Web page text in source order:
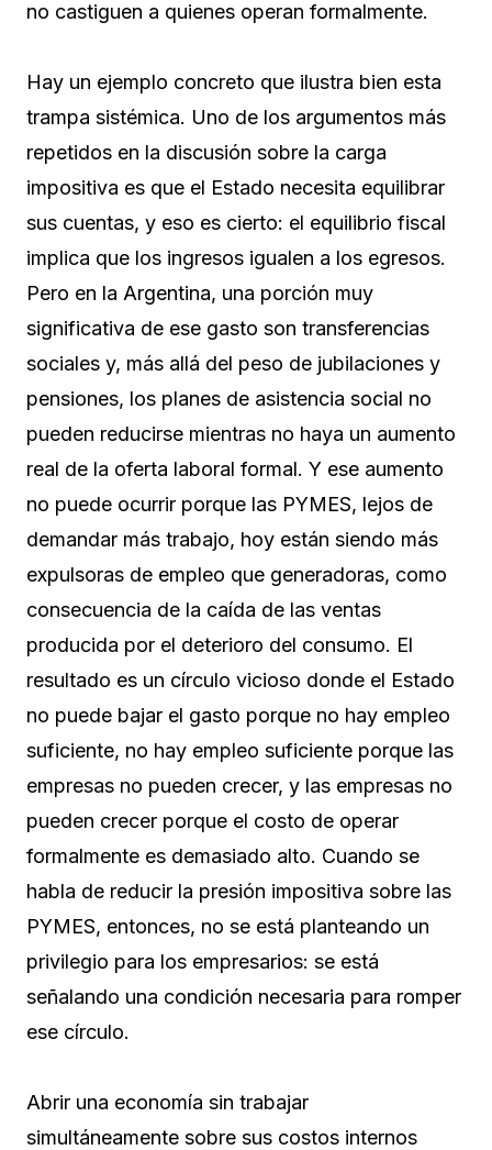
no castiguen a quienes operan formalmente.
Hay un ejemplo concreto que ilustra bien esta
trampa sistémica. Uno de los argumentos más
repetidos en la discusión sobre la carga
impositiva es que el Estado necesita equilibrar
sus cuentas, y eso es cierto: el equilibrio fiscal
implica que los ingresos igualen a los egresos.
Pero en la Argentina, una porción muy
significativa de ese gasto son transferencias
sociales y, más allá del peso de jubilaciones y
pensiones, los planes de asistencia social no
pueden reducirse mientras no haya un aumento
real de la oferta laboral formal. Y ese aumento
no puede ocurrir porque las PYMES, lejos de
demandar más trabajo, hoy están siendo más
expulsoras de empleo que generadoras, como
consecuencia de la caída de las ventas
producida por el deterioro del consumo. El
resultado es un círculo vicioso donde el Estado
no puede bajar el gasto porque no hay empleo
suficiente, no hay empleo suficiente porque las
empresas no pueden crecer, y las empresas no
pueden crecer porque el costo de operar
formalmente es demasiado alto. Cuando se
habla de reducir la presión impositiva sobre las
PYMES, entonces, no se está planteando un
privilegio para los empresarios: se está
señalando una condición necesaria para romper
ese círculo.
Abrir una economía sin trabajar
simultáneamente sobre sus costos internos